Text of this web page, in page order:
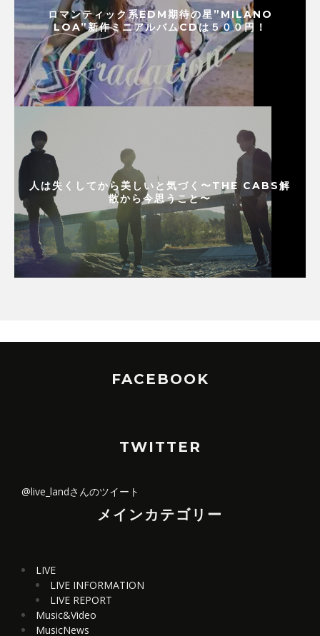
ロマンティック系EDM期待の星”MILANO
LOA”新作ミニアルバムCDは５００円！
人は失くしてから美しいと気づく〜THE CABS解
散から今思うこと〜
FACEBOOK
TWITTER
@live_landさんのツイート
メインカテゴリー
LIVE
LIVE INFORMATION
LIVE REPORT
Music&Video
MusicNews